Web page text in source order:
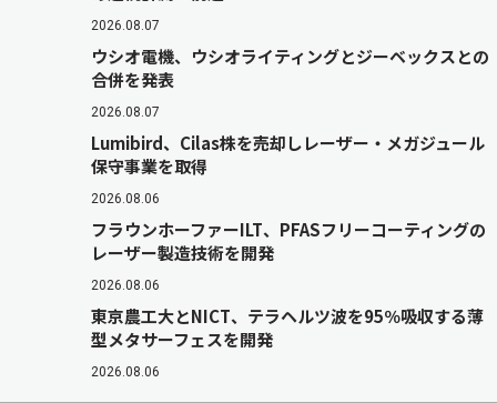
2026.08.07
ウシオ電機、ウシオライティングとジーベックスとの
合併を発表
2026.08.07
Lumibird、Cilas株を売却しレーザー・メガジュール
保守事業を取得
2026.08.06
フラウンホーファーILT、PFASフリーコーティングの
レーザー製造技術を開発
2026.08.06
東京農工大とNICT、テラヘルツ波を95％吸収する薄
型メタサーフェスを開発
2026.08.06